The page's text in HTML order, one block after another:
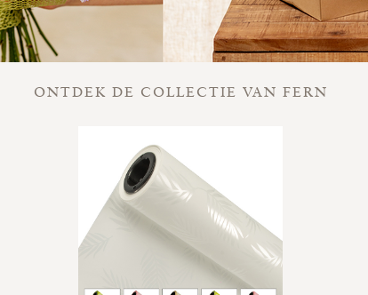
ONTDEK DE COLLECTIE VAN FERN